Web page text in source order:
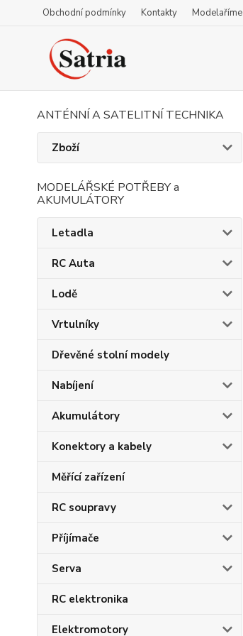
Obchodní podmínky Kontakty Modelaříme
ANTÉNNÍ A SATELITNÍ TECHNIKA
Zboží
MODELÁŘSKÉ POTŘEBY a
AKUMULÁTORY
Letadla
RC Auta
Lodě
Vrtulníky
Dřevěné stolní modely
Nabíjení
Akumulátory
Konektory a kabely
Měřící zařízení
RC soupravy
Příjímače
Serva
RC elektronika
Elektromotory